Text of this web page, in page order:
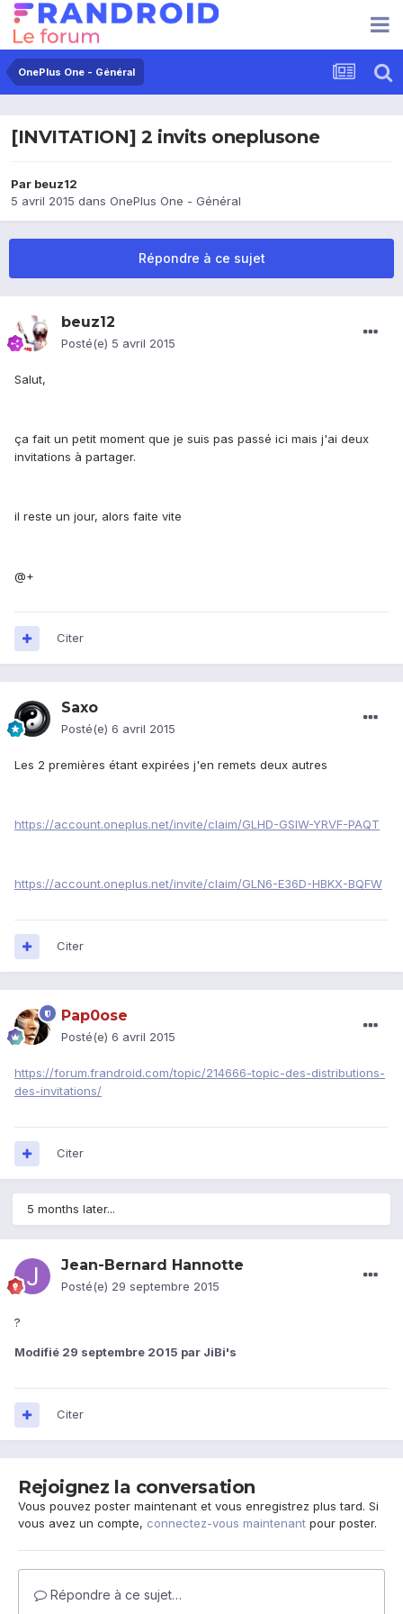
OnePlus One - Général
[INVITATION] 2 invits oneplusone
Par beuz12
5 avril 2015 dans OnePlus One - Général
Répondre à ce sujet
beuz12
Posté(e) 5 avril 2015
Salut,
ça fait un petit moment que je suis pas passé ici mais j'ai deux
invitations à partager.
il reste un jour, alors faite vite
@+
Citer
Saxo
Posté(e) 6 avril 2015
Les 2 premières étant expirées j'en remets deux autres
https://account.oneplus.net/invite/claim/GLHD-GSIW-YRVF-PAQT
https://account.oneplus.net/invite/claim/GLN6-E36D-HBKX-BQFW
Citer
Pap0ose
Posté(e) 6 avril 2015
https://forum.frandroid.com/topic/214666-topic-des-distributions-
des-invitations/
Citer
5 months later...
Jean-Bernard Hannotte
Posté(e) 29 septembre 2015
?
Modifié 29 septembre 2015 par JiBi's
Citer
Rejoignez la conversation
Vous pouvez poster maintenant et vous enregistrez plus tard. Si
vous avez un compte, connectez-vous maintenant pour poster.
Répondre à ce sujet…